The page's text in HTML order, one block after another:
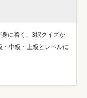
に着く、3択クイズが
中級・上級とレベルに